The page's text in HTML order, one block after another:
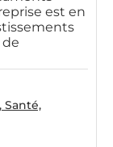
est en
Santé,